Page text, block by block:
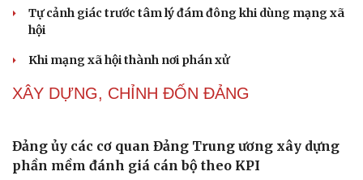
Tự cảnh giác trước tâm lý đám đông khi dùng mạng xã
hội
Khi mạng xã hội thành nơi phán xử
XÂY DỰNG, CHỈNH ĐỐN ĐẢNG
Đảng ủy các cơ quan Đảng Trung ương xây dựng
phần mềm đánh giá cán bộ theo KPI